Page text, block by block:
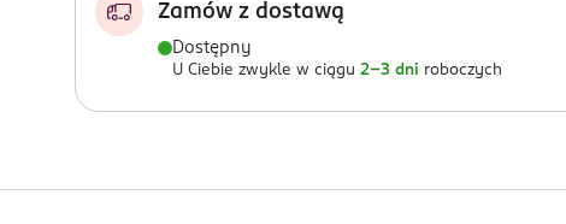
Zamów z dostawą
Dostępny
U Ciebie zwykle w ciągu 2-3 dni roboczych